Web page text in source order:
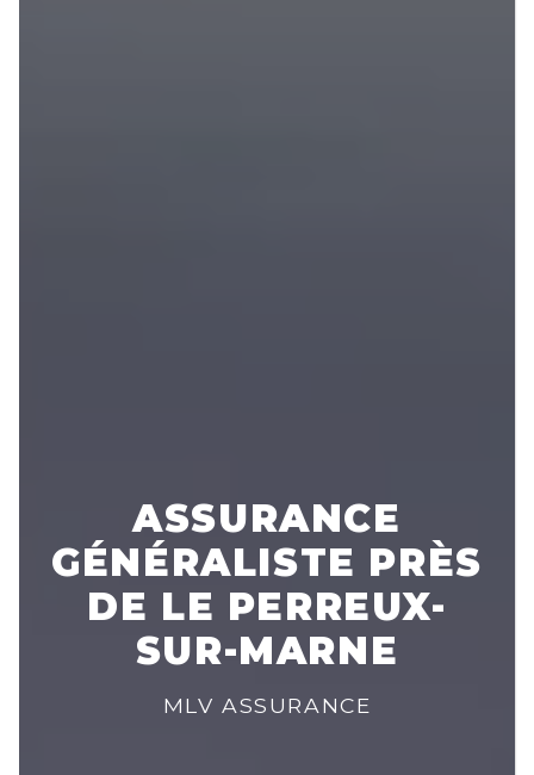
ASSURANCE
GÉNÉRALISTE PRÈS
DE LE PERREUX-
SUR-MARNE
MLV ASSURANCE